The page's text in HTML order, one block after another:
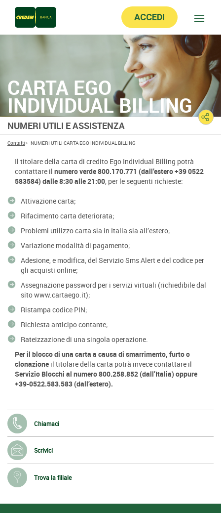
ACCEDI
CARTA EGO
INDIVIDUAL BILLING
NUMERI UTILI E ASSISTENZA
Contatti NUMERI UTILI CARTA EGO INDIVIDUAL BILLING
Il titolare della carta di credito Ego Individual Billing potrà
contattare il numero verde 800.170.771 (dall’estero +39 0522
583584) dalle 8:30 alle 21:00 , per le seguenti richieste:
Attivazione carta;
Rifacimento carta deteriorata;
Problemi utilizzo carta sia in Italia sia all’estero;
Variazione modalità di pagamento;
Adesione, e modifica, del Servizio Sms Alert e del codice per
gli acquisti online;
Assegnazione password per i servizi virtuali (richiedibile dal
sito www.cartaego.it);
Ristampa codice PIN;
Richiesta anticipo contante;
Rateizzazione di una singola operazione.
Per il blocco di una carta a causa di smarrimento, furto o
clonazione il titolare della carta potrà invece contattare il
Servizio Blocchi al numero 800.258.852 (dall’Italia) oppure
+39-0522.583.583 (dall’estero).
Chiamaci
Scrivici
Trova la filiale